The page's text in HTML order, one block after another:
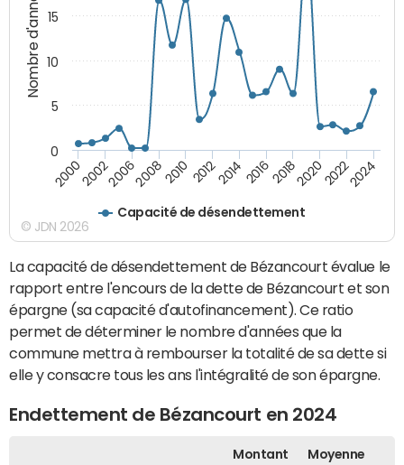
Nombre d'années
Capacité de désendettement
20002002200620082010 2012201420162018202020222024
0
5
10
15
© JDN 2026
La capacité de désendettement de Bézancourt évalue le
rapport entre l'encours de la dette de Bézancourt et son
épargne (sa capacité d'autofinancement). Ce ratio
permet de déterminer le nombre d'années que la
commune mettra à rembourser la totalité de sa dette si
elle y consacre tous les ans l'intégralité de son épargne.
Endettement de Bézancourt en 2024
Montant
Moyenne